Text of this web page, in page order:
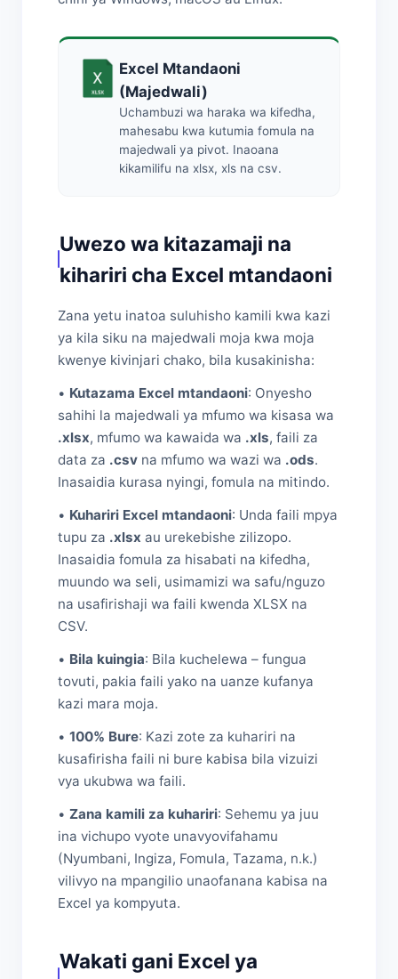
Excel Mtandaoni
(Majedwali)
Uchambuzi wa haraka wa kifedha,
mahesabu kwa kutumia fomula na
majedwali ya pivot. Inaoana
kikamilifu na xlsx, xls na csv.
Uwezo wa kitazamaji na
kihariri cha Excel mtandaoni
Zana yetu inatoa suluhisho kamili kwa kazi
ya kila siku na majedwali moja kwa moja
kwenye kivinjari chako, bila kusakinisha:
• Kutazama Excel mtandaoni: Onyesho
sahihi la majedwali ya mfumo wa kisasa wa
.xlsx, mfumo wa kawaida wa .xls, faili za
data za .csv na mfumo wa wazi wa .ods.
Inasaidia kurasa nyingi, fomula na mitindo.
• Kuhariri Excel mtandaoni: Unda faili mpya
tupu za .xlsx au urekebishe zilizopo.
Inasaidia fomula za hisabati na kifedha,
muundo wa seli, usimamizi wa safu/nguzo
na usafirishaji wa faili kwenda XLSX na
CSV.
• Bila kuingia: Bila kuchelewa – fungua
tovuti, pakia faili yako na uanze kufanya
kazi mara moja.
• 100% Bure: Kazi zote za kuhariri na
kusafirisha faili ni bure kabisa bila vizuizi
vya ukubwa wa faili.
• Zana kamili za kuhariri: Sehemu ya juu
ina vichupo vyote unavyovifahamu
(Nyumbani, Ingiza, Fomula, Tazama, n.k.)
vilivyo na mpangilio unaofanana kabisa na
Excel ya kompyuta.
Wakati gani Excel ya